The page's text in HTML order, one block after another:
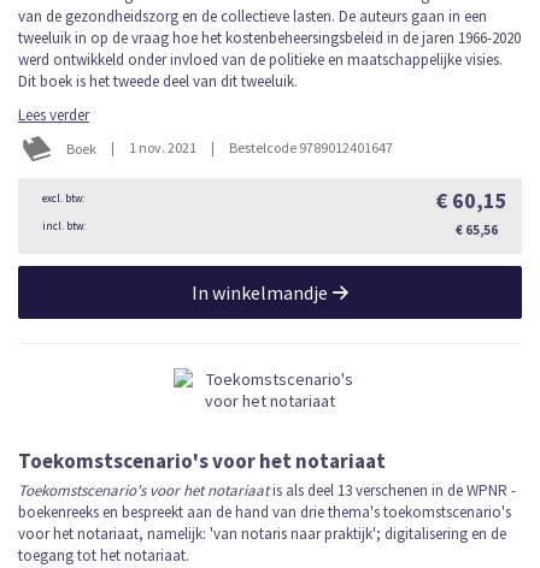
van de gezondheidszorg en de collectieve lasten. De auteurs gaan in een
tweeluik in op de vraag hoe het kostenbeheersingsbeleid in de jaren 1966-2020
werd ontwikkeld onder invloed van de politieke en maatschappelijke visies.
Dit boek is het tweede deel van dit tweeluik.
Lees verder
Boek | 1 nov. 2021 | Bestelcode 9789012401647
€ 60,15
€ 65,56
In winkelmandje
Toekomstscenario's voor het notariaat
Toekomstscenario's voor het notariaatis als deel 13 verschenen in de WPNR -
boekenreeks en bespreekt aan de hand van drie thema's toekomstscenario's
voor het notariaat, namelijk: 'van notaris naar praktijk'; digitalisering en de
toegang tot het notariaat.